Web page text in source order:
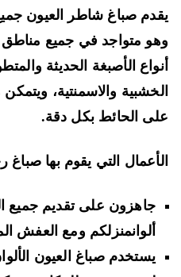
صباغ شاطر العيون جميع
متواجد في جميع مناطق
الأصبغة الحديثة
والاسمنتية، ويتمكن
الحائط بكل دقة.
التي يقوم بها صباغ
جاهزون على تقديم جميع
ألوانمنزلكم ومع العفش
يستخدم صباغ العيون الألوان